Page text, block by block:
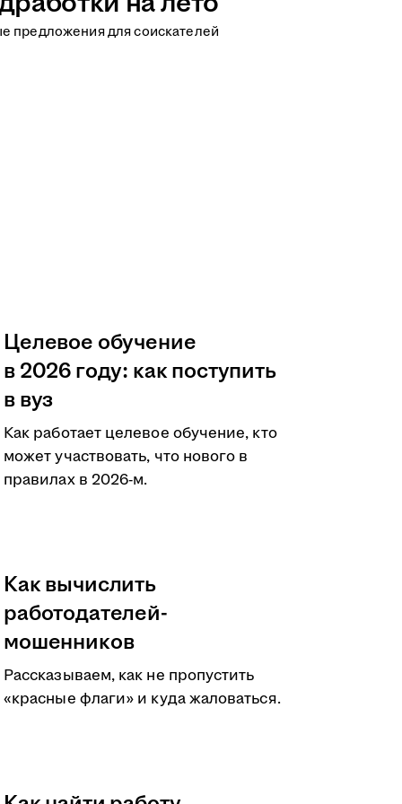
предложения для соискателей
Целевое обучение
в 2026 году: как поступить
в вуз
Как работает целевое обучение, кто
может участвовать, что нового в
правилах в 2026-м.
Как вычислить
работодателей-
мошенников
Рассказываем, как не пропустить
«красные флаги» и куда жаловаться.